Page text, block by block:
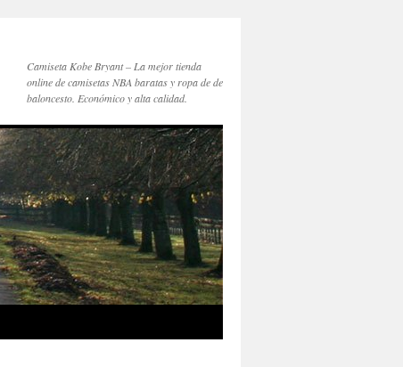
Camiseta Kobe Bryant – La mejor tienda
online de camisetas NBA baratas y ropa de de
baloncesto. Económico y alta calidad.